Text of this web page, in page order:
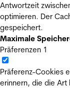
Antwortzeit
optimieren. Der
gespeichert.
Maximale
Präferenzen 1
Präferenz-Cookies
erinnern, die die